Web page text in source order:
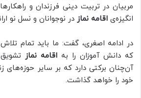
مربیان در تربیت دینی فرزندان و
انگیزه‌ی اقامه نماز در نوجوانان و نسل نو
در ادامه اصغری، گفت: ما باید تمام تلاش
که دانش آموزان را به اقامه نماز تشویق
آن‌چنان برکتی دارد که بر سایر حوزه‌های
خود را خواهد گذاشت.